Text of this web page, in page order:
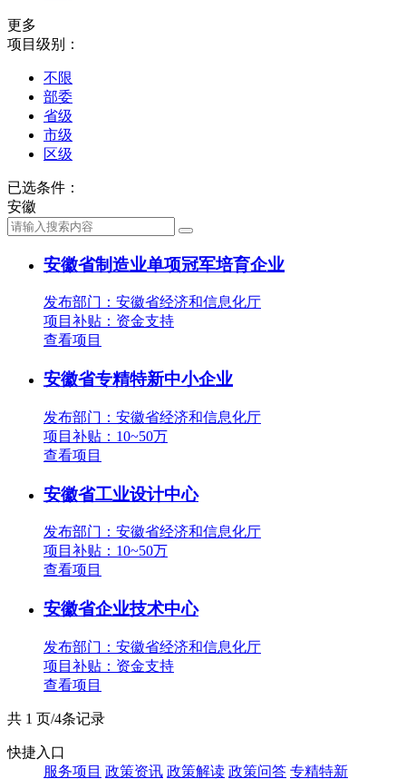
更多
项目级别：
不限
部委
省级
市级
区级
已选条件：
安徽
安徽省制造业单项冠军培育企业
发布部门：安徽省经济和信息化厅
项目补贴： 资金支持
查看项目
安徽省专精特新中小企业
发布部门：安徽省经济和信息化厅
项目补贴： 10~50万
查看项目
安徽省工业设计中心
发布部门：安徽省经济和信息化厅
项目补贴： 10~50万
查看项目
安徽省企业技术中心
发布部门：安徽省经济和信息化厅
项目补贴： 资金支持
查看项目
共 1 页/4条记录
快捷入口
服务项目 政策资讯 政策解读 政策问答 专精特新